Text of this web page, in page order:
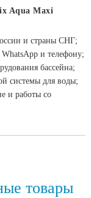
Aqua Maxi
и страны СНГ;
и телефону;
бассейна;
системы для воды;
и работы со
товары